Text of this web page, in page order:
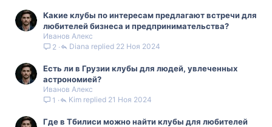
Какие клубы по интересам предлагают встречи для
любителей бизнеса и предпринимательства?
Иванов Алекс
2
22 Ноя 2024
Diana
Есть ли в Грузии клубы для людей, увлеченных
астрономией?
Иванов Алекс
1
21 Ноя 2024
Kim
Где в Тбилиси можно найти клубы для любителей